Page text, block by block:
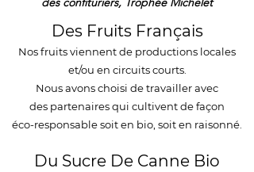
Des Fruits Français
Nos fruits viennent de productions locales
et/ou en circuits courts.
Nous avons choisi de travailler avec
des partenaires qui cultivent de façon
éco-responsable soit en bio, soit en raisonné.
Du Sucre De Canne Bio